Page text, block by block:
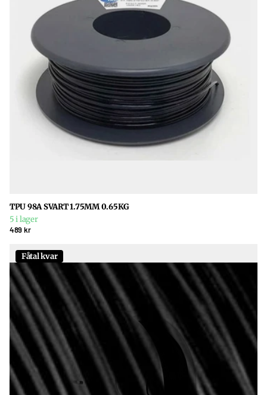
TPU 98A SVART 1.75MM 0.65KG
5 i lager
489 kr
Fåtal kvar